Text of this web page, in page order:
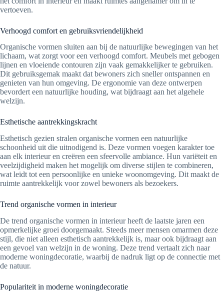
vertoeven.
Verhoogd comfort en gebruiksvriendelijkheid
Organische vormen sluiten aan bij de natuurlijke bewegingen van het
lichaam, wat zorgt voor een verhoogd comfort. Meubels met gebogen
lijnen en vloeiende contouren zijn vaak gemakkelijker te gebruiken.
Dit gebruiksgemak maakt dat bewoners zich sneller ontspannen en
genieten van hun omgeving. De ergonomie van deze ontwerpen
bevordert een natuurlijke houding, wat bijdraagt aan het algehele
welzijn.
Esthetische aantrekkingskracht
Esthetisch gezien stralen organische vormen een natuurlijke
schoonheid uit die uitnodigend is. Deze vormen voegen karakter toe
aan elk interieur en creëren een sfeervolle ambiance. Hun variëteit en
veelzijdigheid maken het mogelijk om diverse stijlen te combineren,
wat leidt tot een persoonlijke en unieke woonomgeving. Dit maakt de
ruimte aantrekkelijk voor zowel bewoners als bezoekers.
Trend organische vormen in interieur
De trend organische vormen in interieur heeft de laatste jaren een
opmerkelijke groei doorgemaakt. Steeds meer mensen omarmen deze
stijl, die niet alleen esthetisch aantrekkelijk is, maar ook bijdraagt aan
een gevoel van welzijn in de woning. Deze trend vertaalt zich naar
moderne woningdecoratie, waarbij de nadruk ligt op de connectie met
de natuur.
Populariteit in moderne woningdecoratie